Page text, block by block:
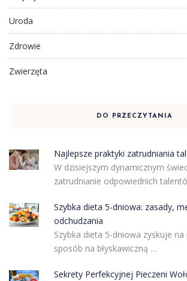
Uroda
Zdrowie
Zwierzęta
DO PRZECZYTANIA
Najlepsze praktyki zatrudniania
W dzisiejszym dynamicznym
zatrudnianie odpowiednich
Szybka dieta 5-dniowa: zasady,
odchudzania
Szybka dieta 5-dniowa zyskuje
sposób na błyskawiczną …
Sekrety Perfekcyjnej Pieczeni